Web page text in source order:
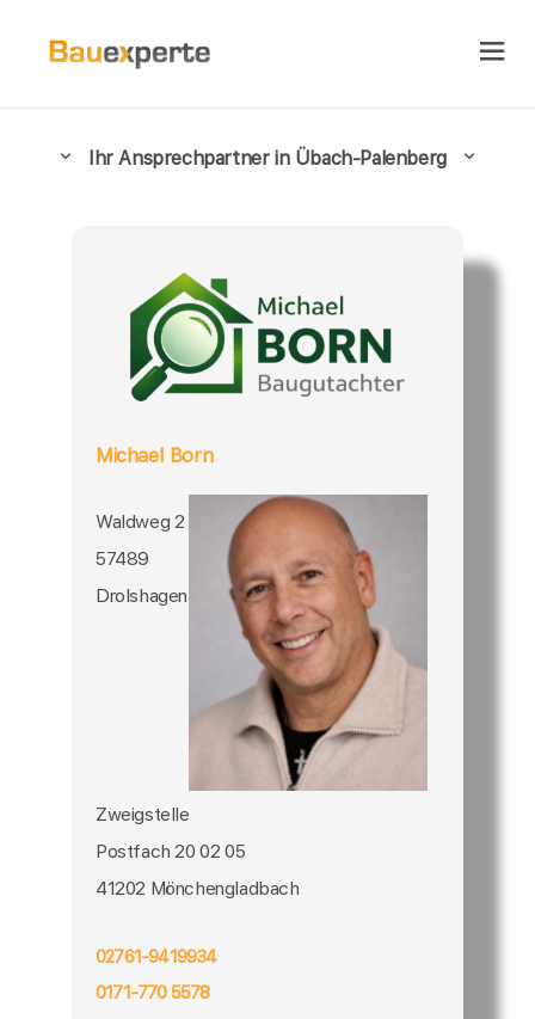
Ihr Ansprechpartner in Übach-Palenberg
Michael Born
Waldweg 2
57489
Drolshagen
Zweigstelle
Postfach 20 02 05
41202 Mönchengladbach
02761-9419934
0171-770 5578